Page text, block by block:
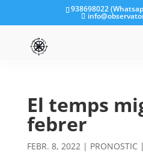
938698022
El temps
febrer
FEBR. 8, 2022| PRONOSTIC |